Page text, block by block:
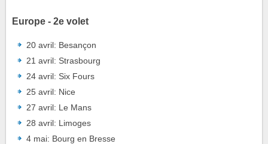
Europe - 2e volet
20 avril: Besançon
21 avril: Strasbourg
24 avril: Six Fours
25 avril: Nice
27 avril: Le Mans
28 avril: Limoges
4 mai: Bourg en Bresse